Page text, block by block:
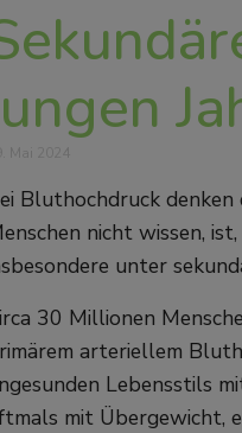
Bluthochdruck
nicht wissen,
unter
30 Millionen
arteriellem
Lebensstils
mit Übergewicht,